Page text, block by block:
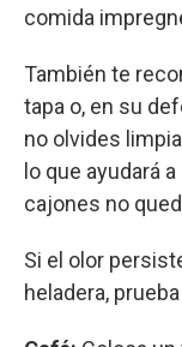
comida
También te
tapa o, en su
no olvides
lo que ayudará
cajones no
Si el olor
heladera,